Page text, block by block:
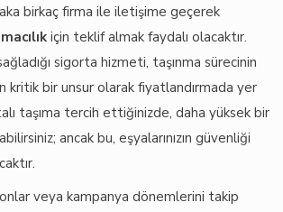
birkaç firma ile iletişime geçerek
için teklif almak faydalı olacaktır.
sigorta hizmeti, taşınma sürecinin
kritik bir unsur olarak fiyatlandırmada yer
taşıma tercih ettiğinizde, daha yüksek bir
ancak bu, eşyalarınızın güvenliği
veya kampanya dönemlerini takip